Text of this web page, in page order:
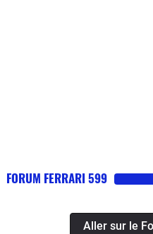
FORUM FERRARI 599
Aller sur le